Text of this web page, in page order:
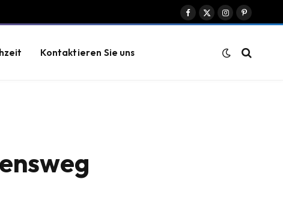
Facebook
X
InstagramPinterest
Kontaktieren Sie uns